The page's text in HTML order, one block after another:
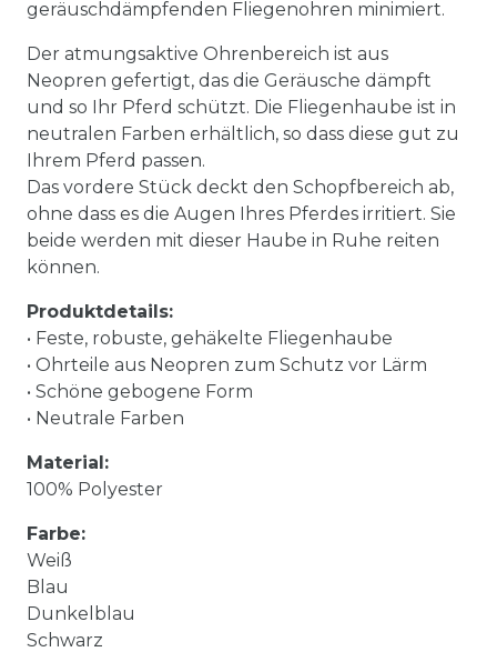
geräuschdämpfenden Fliegenohren minimiert.
Der atmungsaktive Ohrenbereich ist aus
Neopren gefertigt, das die Geräusche dämpft
und so Ihr Pferd schützt. Die Fliegenhaube ist in
neutralen Farben erhältlich, so dass diese gut zu
Ihrem Pferd passen.
Das vordere Stück deckt den Schopfbereich ab,
ohne dass es die Augen Ihres Pferdes irritiert. Sie
beide werden mit dieser Haube in Ruhe reiten
können.
Produktdetails:
• Feste, robuste, gehäkelte Fliegenhaube
• Ohrteile aus Neopren zum Schutz vor Lärm
• Schöne gebogene Form
• Neutrale Farben
Material:
100% Polyester
Farbe:
Weiß
Blau
Dunkelblau
Schwarz